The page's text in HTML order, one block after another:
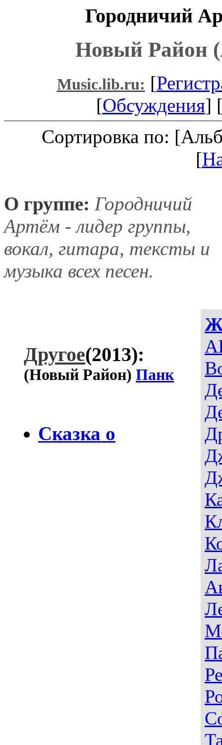
Городничий
Новый Район
Music.lib.ru: [
[Обсуждения]
Сортировка по:
[
О группе: Городничий
Артём - лидер группы,
вокал, гитара, тексты и
музыка всех песен.
Другое(2013):
(Новый Район) Панк
Сказка о